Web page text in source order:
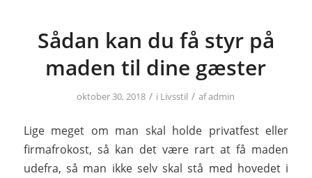
Sådan kan du få styr på
maden til dine gæster
oktober 30, 2018 / i Livsstil / afadmin
Lige meget om man skal holde privatfest eller
firmafrokost, så kan det være rart at få maden
udefra, så man ikke selv skal stå med hovedet i